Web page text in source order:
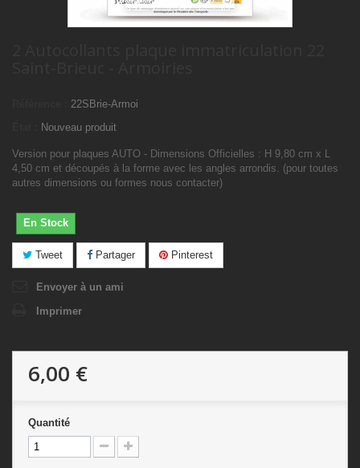
22SBrie-Armoi
Nouveau produit
Version pour plaques AUTO - Dimensions Officielles : H 9,80 cm x L
4,50 cm et découpés à la forme avec les angles arrondis. (pour toutes
autres dimensions ou formes nous contacter)
En Stock
Tweet Partager Pinterest
Envoyer à un ami
Imprimer
6,00 €
Quantité